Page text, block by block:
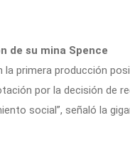
de su mina Spence
la primera producción
por la decisión de
social”, señaló la